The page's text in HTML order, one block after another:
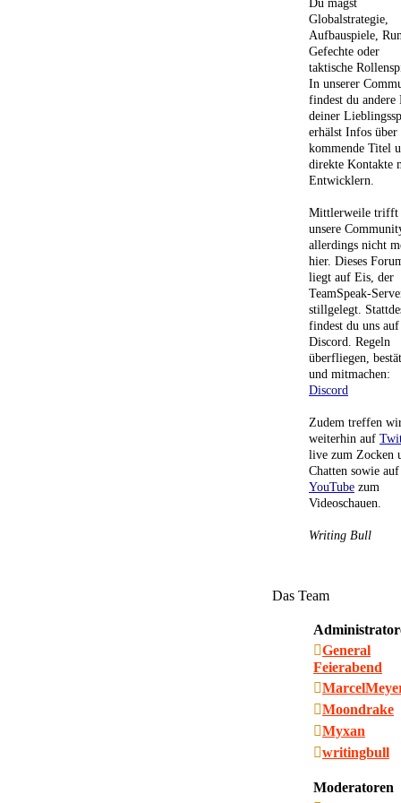
Globalstrategie,
Aufbauspiele,
Gefechte oder
taktische
In unserer
findest du andere
deiner
erhälst Infos über
kommende Titel
direkte Kontakte
Entwicklern.
Mittlerweile trifft
unsere
allerdings nicht
hier. Dieses
liegt auf Eis, der
TeamSpeak-
stillgelegt.
findest du uns auf
Discord. Regeln
überfliegen,
und mitmachen:
Discord
Zudem treffen
weiterhin auf
live zum Zocken
Chatten sowie auf
YouTube zum
Videoschauen.
Writing Bull
Das Team
General
Feierabend
Moondrake
Myxan
writingbull
Moderatoren